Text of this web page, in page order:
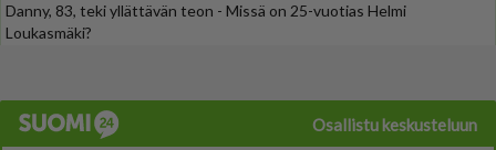
Danny, 83, teki yllättävän teon - Missä on 25-vuotias Helmi
Loukasmäki?
Osallistu keskusteluun